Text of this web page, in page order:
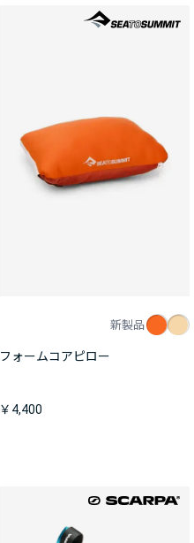
新製品
フォームコアピロー
￥4,400